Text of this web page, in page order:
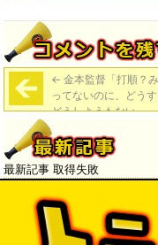
← 金本監督「打順？
ってないのに、どう
どうしようもない」
最新記事 取得失敗